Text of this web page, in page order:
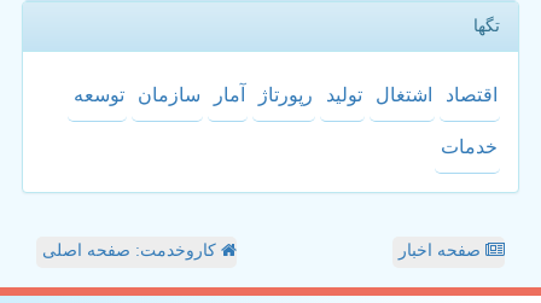
تگها
اقتصاد اشتغال تولید رپورتاژ آمار سازمان توسعه
خدمات
صفحه اخبار کاروخدمت: صفحه اصلی